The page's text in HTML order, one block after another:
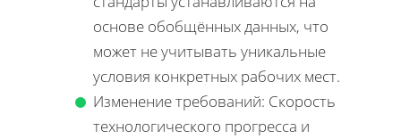
основе обобщённых данных, что
может не учитывать уникальные
условия конкретных рабочих мест.
Изменение требований: Скорость
технологического прогресса и